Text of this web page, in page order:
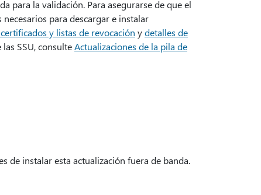
para la validación. Para asegurarse de que el
para descargar e instalar
y listas de revocación ydetalles de
SSU, consulteActualizaciones de la pila de
de instalar esta actualización fuera de banda.